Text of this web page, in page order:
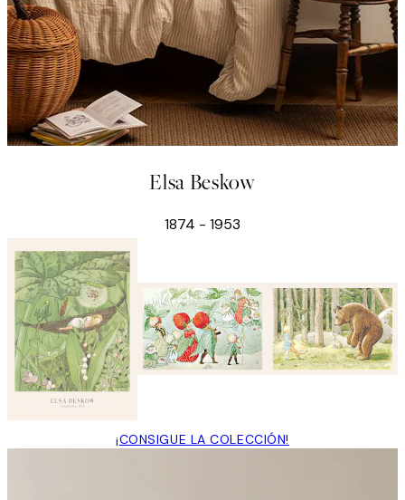
Elsa Beskow
1874 - 1953
¡CONSIGUE LA COLECCIÓN!